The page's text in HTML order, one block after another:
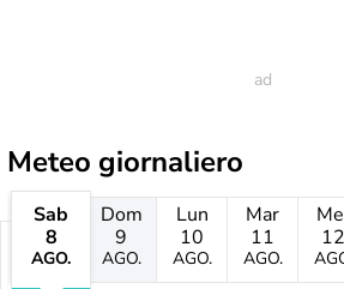
Meteo giornaliero
Sab
8
AGO.
Dom
9
AGO.
Lun
10
AGO.
Mar
11
AGO.
12